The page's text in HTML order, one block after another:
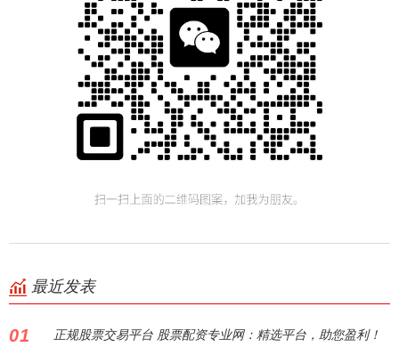
最近发表
01 正规股票交易平台 股票配资专业网：精选平台，助您盈利！